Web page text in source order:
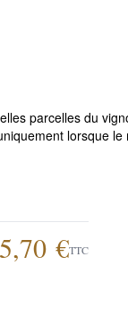
parcelles du
lorsque
€TTC